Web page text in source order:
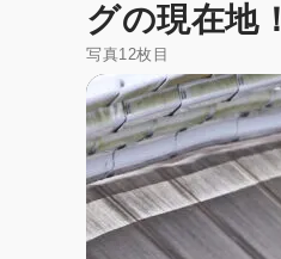
グの現在地！
写真12枚目